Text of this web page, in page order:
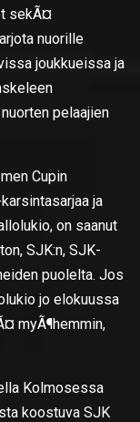
sekÃ¤
nuorille
joukkueissa ja
pelaajien
Cupin
ja
on saanut
SJK:n, SJK-
puolelta. Jos
jo elokuussa
myÃ¶hemmin,
Kolmosessa
koostuva SJK